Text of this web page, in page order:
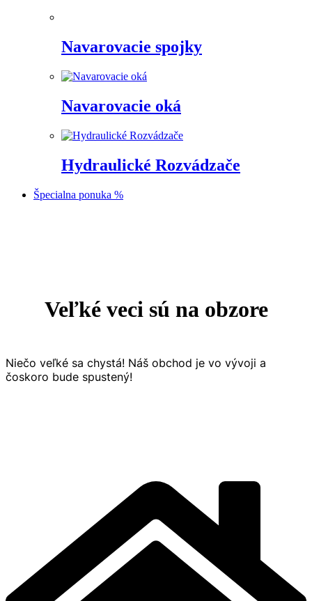
Navarovacie spojky
Navarovacie oká
Hydraulické Rozvádzače
Špecialna ponuka %
Veľké veci sú na obzore
Niečo veľké sa chystá! Náš obchod je vo vývoji a
čoskoro bude spustený!